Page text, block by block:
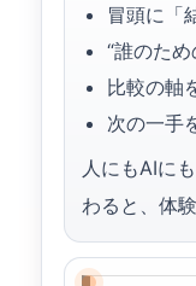
冒頭に「
“誰のた
比較の軸
次の一手
人にもAIに
わると、体